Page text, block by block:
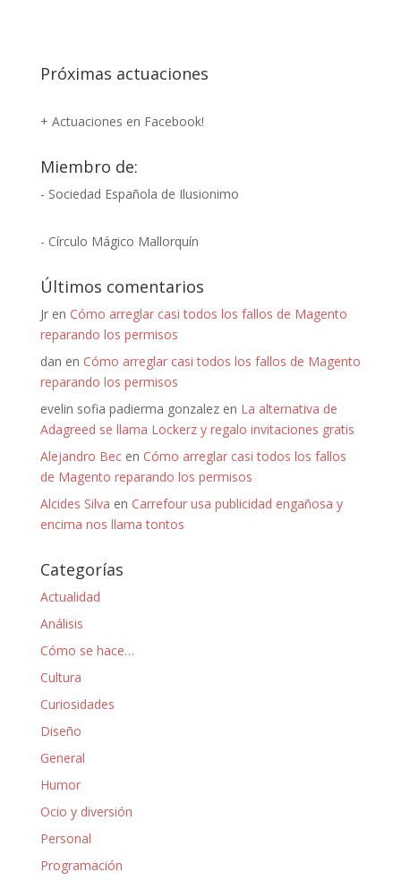
Próximas actuaciones
+ Actuaciones en Facebook!
Miembro de:
- Sociedad Española de Ilusionimo
- Círculo Mágico Mallorquín
Últimos comentarios
Jren Cómo arreglar casi todos los fallos de Magento
reparando los permisos
dan en Cómo arreglar casi todos los fallos de Magento
reparando los permisos
evelin sofia padierma gonzalezen La alternativa de
Adagreed se llama Lockerz y regalo invitaciones gratis
Alejandro Becen Cómo arreglar casi todos los fallos
de Magento reparando los permisos
Alcides Silva en Carrefour usa publicidad engañosa y
encima nos llama tontos
Categorías
Actualidad
Análisis
Cómo se hace…
Cultura
Curiosidades
Diseño
General
Humor
Ocio y diversión
Personal
Programación